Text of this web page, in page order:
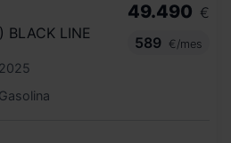
BLACK LINE
2025
Gasolina
49.490 €
589
€/mes